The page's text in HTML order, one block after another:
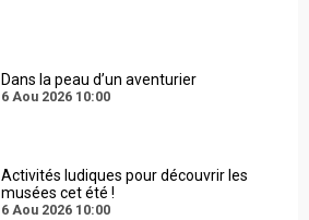
Dans la peau d’un aventurier
6 Aou 2026 10:00
Activités ludiques pour découvrir les
musées cet été !
6 Aou 2026 10:00